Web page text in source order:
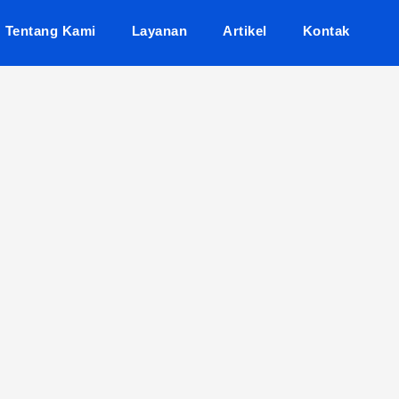
Tentang Kami Layanan Artikel Kontak